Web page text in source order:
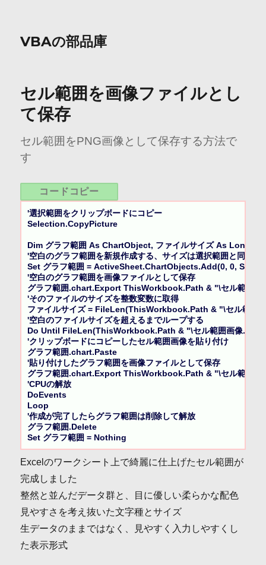
VBAの部品庫
セル範囲を画像ファイルとし
て保存
セル範囲をPNG画像として保存する方法で
す
コードコピー
'選択範囲をクリップボードにコピー
Selection.CopyPicture
Dim グラフ範囲 As ChartObject, ファイルサイズ As Long
'空白のグラフ範囲を新規作成する、サイズは選択範囲と同じサ
Set グラフ範囲 = ActiveSheet.ChartObjects.Add(0, 0,
'空白のグラフ範囲を画像ファイルとして保存
グラフ範囲.chart.Export ThisWorkbook.Path & "\セル範囲
'そのファイルのサイズを整数変数に取得
ファイルサイズ = FileLen(ThisWorkbook.Path & "\セル範囲
'空白のファイルサイズを超えるまでループする
Do Until FileLen(ThisWorkbook.Path & "\セル範囲画像
'クリップボードにコピーしたセル範囲画像を貼り付け
グラフ範囲.chart.Paste
'貼り付けしたグラフ範囲を画像ファイルとして保存
グラフ範囲.chart.Export ThisWorkbook.Path & "\セル範囲
'CPUの解放
DoEvents
Loop
'作成が完了したらグラフ範囲は削除して解放
グラフ範囲.Delete
Set グラフ範囲 = Nothing
Excelのワークシート上で綺麗に仕上げたセル範囲が
完成しました
整然と並んだデータ群と、目に優しい柔らかな配色
見やすさを考え抜いた文字種とサイズ
生データのままではなく、見やすく入力しやすくし
た表示形式